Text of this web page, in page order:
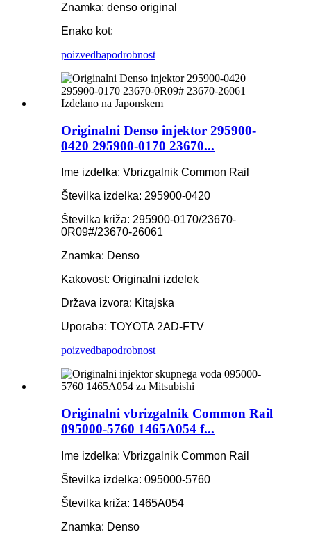
Znamka: denso original
Enako kot:
poizvedbapodrobnost
Originalni Denso injektor 295900-
0420 295900-0170 23670...
Ime izdelka: Vbrizgalnik Common Rail
Številka izdelka: 295900-0420
Številka križa: 295900-0170/23670-
0R09#/23670-26061
Znamka: Denso
Kakovost: Originalni izdelek
Država izvora: Kitajska
Uporaba: TOYOTA 2AD-FTV
poizvedbapodrobnost
Originalni vbrizgalnik Common Rail
095000-5760 1465A054 f...
Ime izdelka: Vbrizgalnik Common Rail
Številka izdelka: 095000-5760
Številka križa: 1465A054
Znamka: Denso